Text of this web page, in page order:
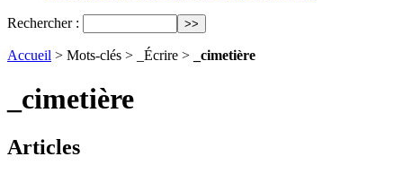
Rechercher :
Accueil > Mots-clés > _Écrire > _cimetière
_cimetière
Articles